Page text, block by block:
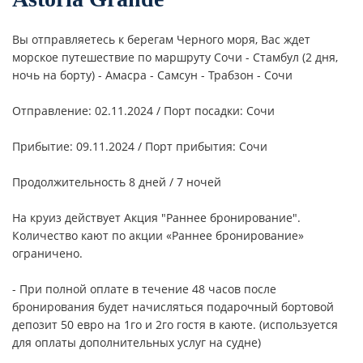
Вы отправляетесь к берегам Черного моря, Вас ждет
морское путешествие по маршруту Сочи - Стамбул (2 дня,
ночь на борту) - Амасра - Самсун - Трабзон - Сочи
Отправление: 02.11.2024 / Порт посадки: Сочи
Прибытие: 09.11.2024 / Порт прибытия: Сочи
Продолжительность 8 дней / 7 ночей
На круиз действует Акция "Раннее бронирование".
Количество кают по акции «Раннее бронирование»
ограничено.
- При полной оплате в течение 48 часов после
бронирования будет начисляться подарочный бортовой
депозит 50 евро на 1го и 2го гостя в каюте. (используется
для оплаты дополнительных услуг на судне)